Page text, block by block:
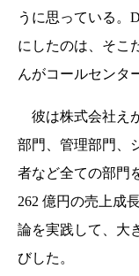
うに思っている。
にしたのは、そこ
んがコールセンタ
彼は株式会社え
部門、管理部門、
者など全ての部門
262 億円の売上成
論を実践して、大
びした。